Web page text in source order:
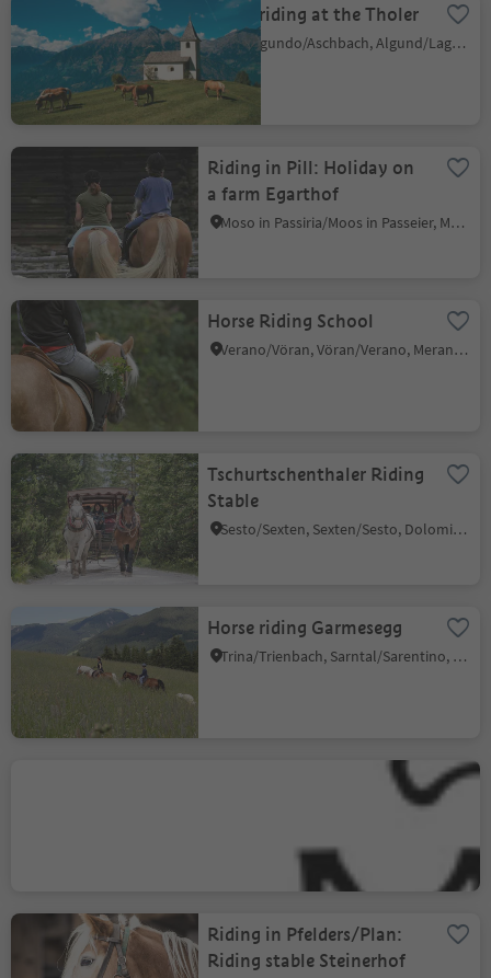
Horse riding at the Tholer
Rio Lagundo/Aschbach, Algund/Lagundo, Meran/Merano and environs
Riding in Pill: Holiday on
a farm Egarthof
Moso in Passiria/Moos in Passeier, Moos in Passeier/Moso in Passiria, Meran/Merano and environs
Horse Riding School
Verano/Vöran, Vöran/Verano, Meran/Merano and environs
Tschurtschenthaler Riding
Stable
Sesto/Sexten, Sexten/Sesto, Dolomites Region 3 Zinnen
Horse riding Garmesegg
Trina/Trienbach, Sarntal/Sarentino, Bolzano/Bozen and environs
Riding in Pfelders/Plan:
Riding stable Steinerhof